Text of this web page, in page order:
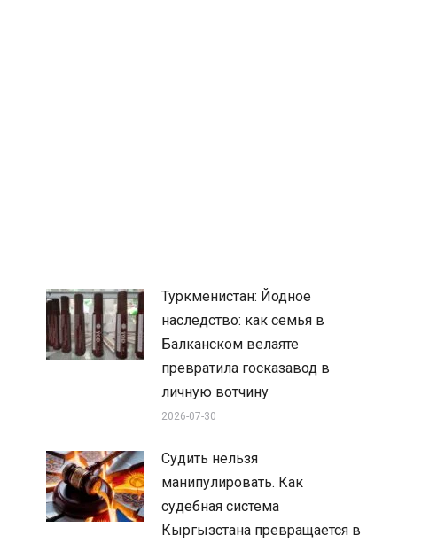
Туркменистан: Йодное
наследство: как семья в
Балканском велаяте
превратила госказавод в
личную вотчину
2026-07-30
Судить нельзя
манипулировать. Как
судебная система
Кыргызстана превращается в